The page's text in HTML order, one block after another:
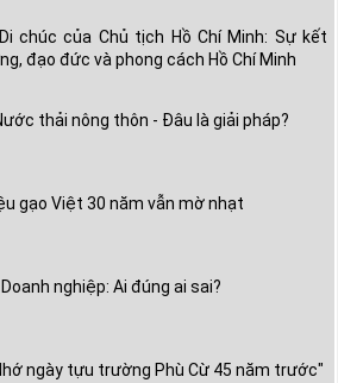
chúc của Chủ tịch Hồ Chí Minh: Sự kết
đạo đức và phong cách Hồ Chí Minh
thải nông thôn - Đâu là giải pháp?
gạo Việt 30 năm vẫn mờ nhạt
nghiệp: Ai đúng ai sai?
ngày tựu trường Phù Cừ 45 năm trước"